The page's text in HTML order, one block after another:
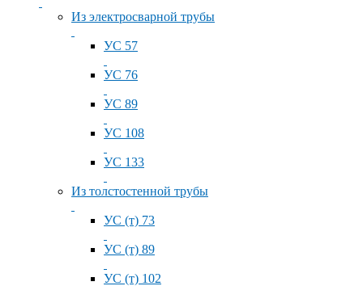
Из электросварной трубы
УС 57
УС 76
УС 89
УС 108
УС 133
Из толстостенной трубы
УС (т) 73
УС (т) 89
УС (т) 102